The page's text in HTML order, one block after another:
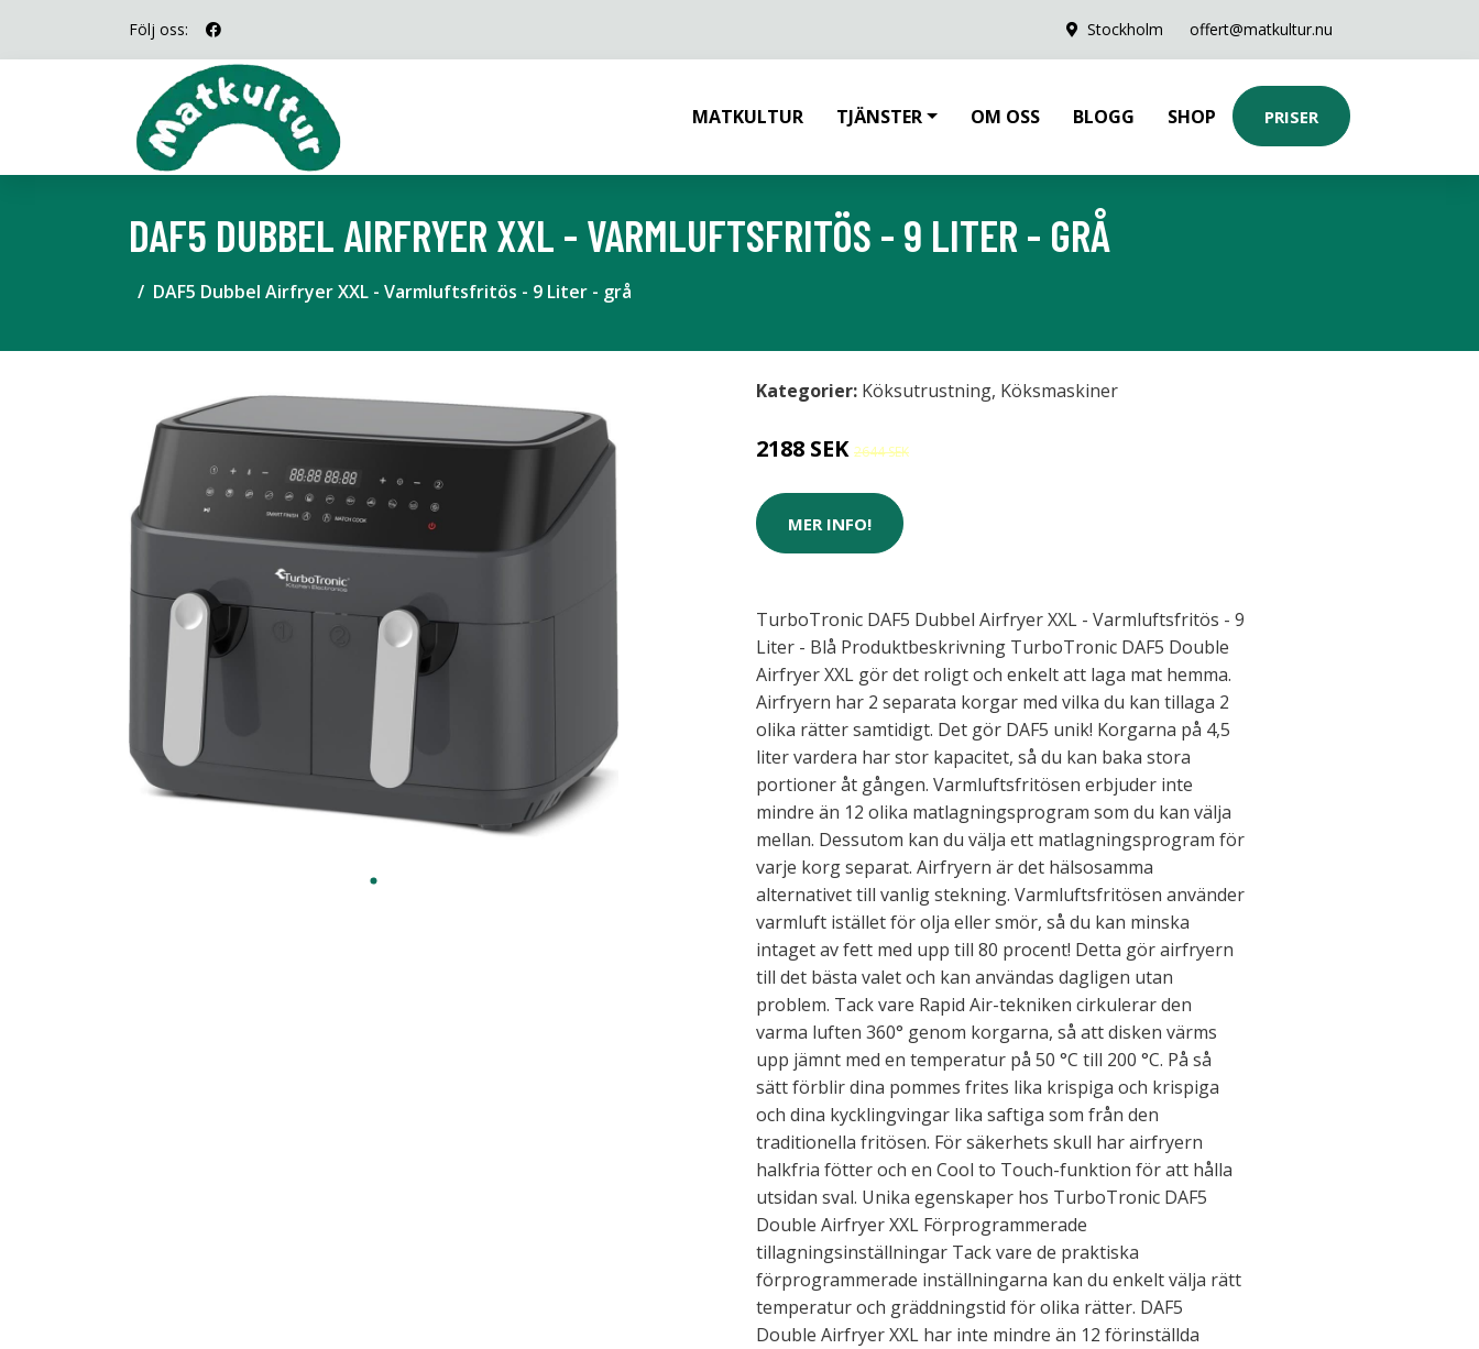
Följ oss: Stockholm offert@matkultur.nu
MATKULTUR TJÄNSTER OM OSS BLOGG SHOP PRISER
DAF5 DUBBEL AIRFRYER XXL - VARMLUFTSFRITÖS - 9 LITER - GRÅ
DAF5 Dubbel Airfryer XXL - Varmluftsfritös - 9 Liter - grå
Kategorier: Köksutrustning, Köksmaskiner
2188 SEK 2644 SEK
MER INFO!
TurboTronic DAF5 Dubbel Airfryer XXL - Varmluftsfritös - 9
Liter - Blå Produktbeskrivning TurboTronic DAF5 Double
Airfryer XXL gör det roligt och enkelt att laga mat hemma.
Airfryern har 2 separata korgar med vilka du kan tillaga 2
olika rätter samtidigt. Det gör DAF5 unik! Korgarna på 4,5
liter vardera har stor kapacitet, så du kan baka stora
portioner åt gången. Varmluftsfritösen erbjuder inte
mindre än 12 olika matlagningsprogram som du kan välja
mellan. Dessutom kan du välja ett matlagningsprogram för
varje korg separat. Airfryern är det hälsosamma
alternativet till vanlig stekning. Varmluftsfritösen använder
varmluft istället för olja eller smör, så du kan minska
intaget av fett med upp till 80 procent! Detta gör airfryern
till det bästa valet och kan användas dagligen utan
problem. Tack vare Rapid Air-tekniken cirkulerar den
varma luften 360° genom korgarna, så att disken värms
upp jämnt med en temperatur på 50 °C till 200 °C. På så
sätt förblir dina pommes frites lika krispiga och krispiga
och dina kycklingvingar lika saftiga som från den
traditionella fritösen. För säkerhets skull har airfryern
halkfria fötter och en Cool to Touch-funktion för att hålla
utsidan sval. Unika egenskaper hos TurboTronic DAF5
Double Airfryer XXL Förprogrammerade
tillagningsinställningar Tack vare de praktiska
förprogrammerade inställningarna kan du enkelt välja rätt
temperatur och gräddningstid för olika rätter. DAF5
Double Airfryer XXL har inte mindre än 12 förinställda